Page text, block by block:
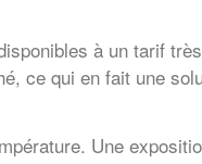
à un tarif
ce qui en fait une
Une